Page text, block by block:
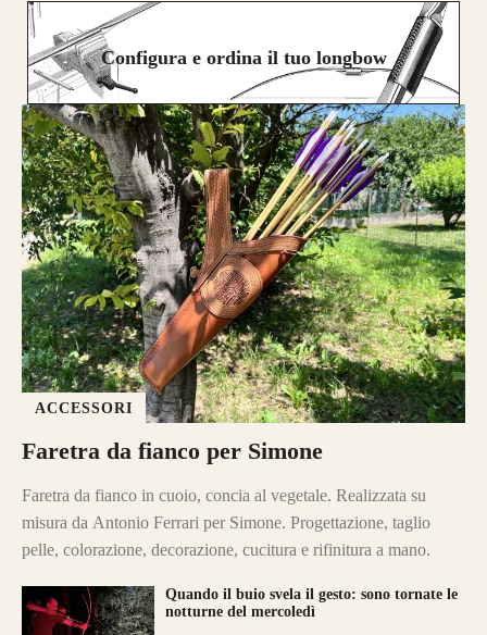
Configura e ordina il tuo longbow
ACCESSORI
Faretra da fianco per Simone
Faretra da fianco in cuoio, concia al vegetale. Realizzata su
misura da Antonio Ferrari per Simone. Progettazione, taglio
pelle, colorazione, decorazione, cucitura e rifinitura a mano.
Quando il buio svela il gesto: sono tornate le
notturne del mercoledì